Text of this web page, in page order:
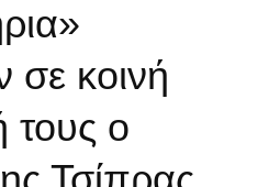
σε κοινή
ο